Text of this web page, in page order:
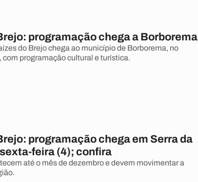
programação chega a Borborema
do Brejo chega ao município de Borborema, no
com programação cultural e turística.
programação chega em Serra da
feira (4); confira
até o mês de dezembro e devem movimentar a